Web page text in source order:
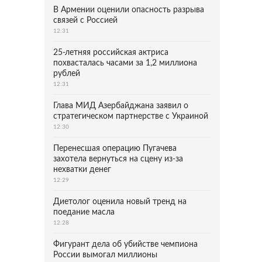
В Армении оценили опасность разрыва
связей с Россией
12:31
25-летняя российская актриса
похвасталась часами за 1,2 миллиона
рублей
12:31
Глава МИД Азербайджана заявил о
стратегическом партнерстве с Украиной
12:30
Перенесшая операцию Пугачева
захотела вернуться на сцену из-за
нехватки денег
12:29
Диетолог оценила новый тренд на
поедание масла
12:28
Фигурант дела об убийстве чемпиона
России вымогал миллионы